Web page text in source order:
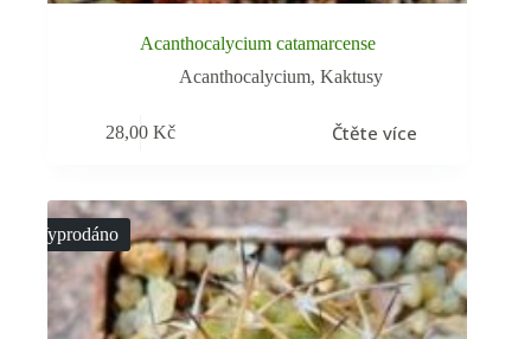
Acanthocalycium catamarcense
Acanthocalycium,Kaktusy
28,00Kč Čtěte více
Vyprodáno